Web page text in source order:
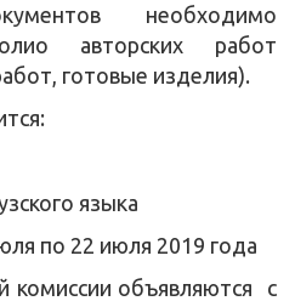
необходимо
авторских работ
готовые изделия).
языка
по 22 июля 2019 года
комиссии объявляются с